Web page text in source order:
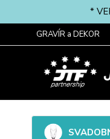
*
GRAVÍR a DEKOR